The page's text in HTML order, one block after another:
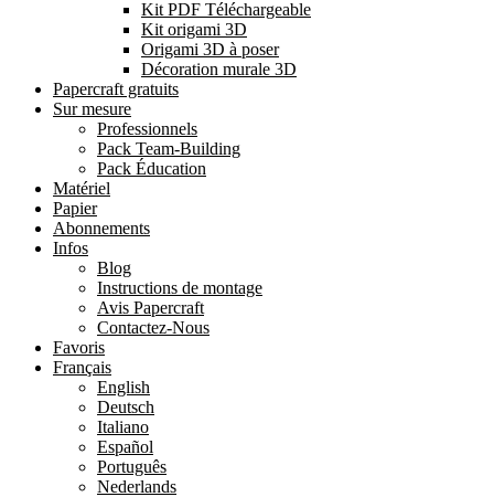
Kit PDF Téléchargeable
Kit origami 3D
Origami 3D à poser
Décoration murale 3D
Papercraft gratuits
Sur mesure
Professionnels
Pack Team-Building
Pack Éducation
Matériel
Papier
Abonnements
Infos
Blog
Instructions de montage
Avis Papercraft
Contactez-Nous
Favoris
Français
English
Deutsch
Italiano
Español
Português
Nederlands